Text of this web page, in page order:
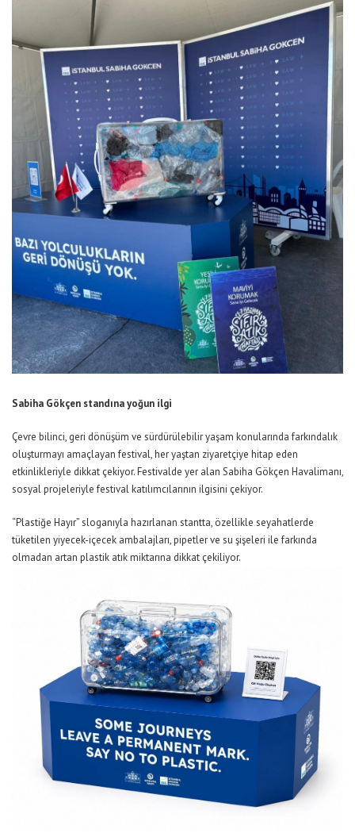
Sabiha Gökçen standına yoğun ilgi
Çevre bilinci, geri dönüşüm ve sürdürülebilir yaşam konularında farkındalık
oluşturmayı amaçlayan festival, her yaştan ziyaretçiye hitap eden
etkinlikleriyle dikkat çekiyor. Festivalde yer alan Sabiha Gökçen Havalimanı,
sosyal projeleriyle festival katılımcılarının ilgisini çekiyor.
“Plastiğe Hayır” sloganıyla hazırlanan stantta, özellikle seyahatlerde
tüketilen yiyecek-içecek ambalajları, pipetler ve su şişeleri ilefarkında
olmadan artan plastik atık miktarına dikkat çekiliyor.